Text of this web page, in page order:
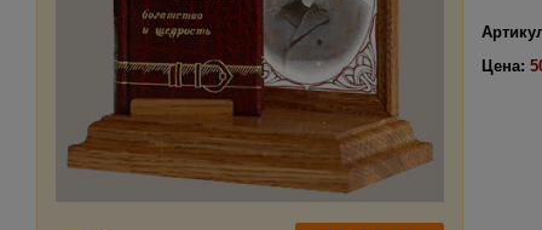
Цена: